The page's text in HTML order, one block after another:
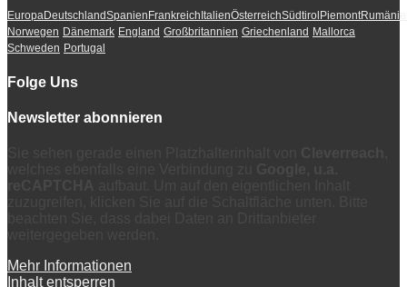
EuropaDeutschlandSpanienFrankreichItalienÖsterreichSüdtirolPiemont
Norwegen Dänemark England Großbritannien Griechenland Mallorca
Schweden Portugal
Folge Uns
Newsletter abonnieren
Mehr Informationen
Inhalt entsperren